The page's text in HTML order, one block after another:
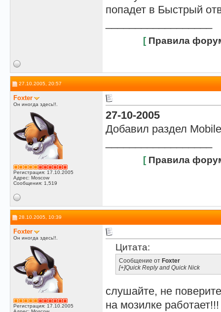
попадет в Быстрый
[ Правила
27.10.2005, 20:57
Foxter
Он иногда здесь!!.
Регистрация: 17.10.2005
Адрес: Moscow
Сообщения: 1,519
27-10-2005
Добавил раздел
[ Правила
28.10.2005, 10:39
Foxter
Он иногда здесь!!.
Регистрация: 17.10.2005
Цитата:
Сообщение от Foxter
[+]Quick Reply and Quick Nick
слушайте, не
на мозилке